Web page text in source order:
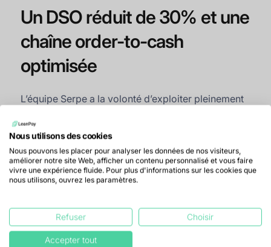
Un DSO réduit de 30% et une
chaîne order-to-cash
optimisée
L’équipe Serpe a la volonté d’exploiter pleinement
la gestion de ses créances. L’outil a mis en lumière
desaxes d’amélioration tout au long de la chaîne
order-to-cash, comme l’explique Alan Thomas :
“LeanPay nous a aidés dans le sens où l’outil nous
dresse un constat de la situation financière. Il
sur toute la vie de la créance. Toute la chaîne est
donc à revoir”.
Le premier problème identifié concerne la
Nous utilisons des cookies
Nous pouvons les placer pour analyser les données de nos visiteurs,
améliorer notre site Web, afficher un contenu personnalisé et vous faire
vivre une expérience fluide. Pour plus d'informations sur les cookies que
nous utilisons, ouvrez les paramètres.
Refuser Choisir
Accepter tout